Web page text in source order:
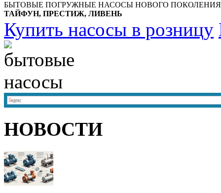
БЫТОВЫЕ ПОГРУЖНЫЕ НАСОСЫ НОВОГО
ТАЙФУН, ПРЕСТИЖ, ЛИВЕНЬ
Купить насосы в розницу
НОВОСТИ